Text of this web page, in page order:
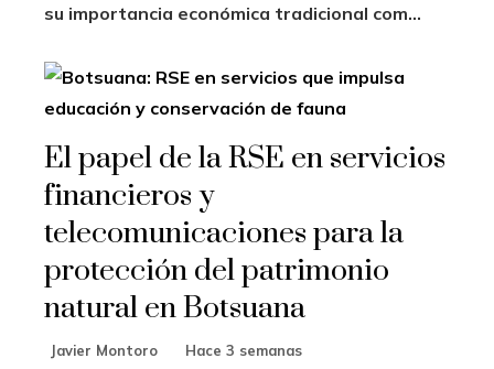
su importancia económica tradicional com...
El papel de la RSE en servicios
financieros y
telecomunicaciones para la
protección del patrimonio
natural en Botsuana
Javier Montoro Hace 3 semanas